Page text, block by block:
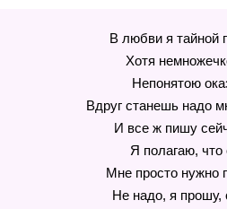
В любви я тайной
Хотя
Непонятою
Вдруг станешь надо
И все ж пишу
Я полагаю, что
Мне просто нужно
Не надо, я прошу,